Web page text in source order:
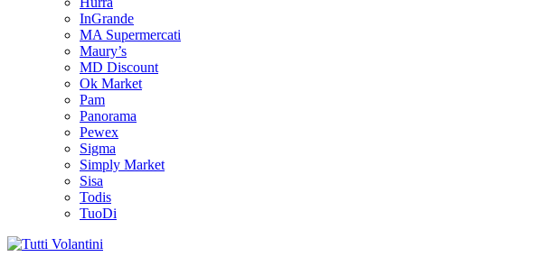
InGrande
MA Supermercati
Maury’s
MD Discount
Ok Market
Pam
Panorama
Pewex
Sigma
Simply Market
Sisa
Todis
TuoDi